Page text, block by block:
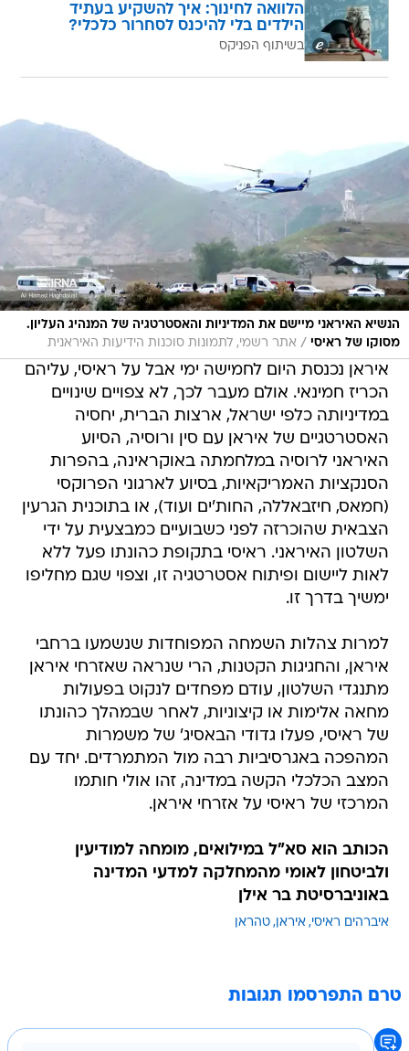
הלוואה לחינוך: איך להשקיע בעתיד
הילדים בלי להיכנס לסחרור כלכלי?
בשיתוף הפניקס
הנשיא האיראני מיישם את המדיניות והאסטרטגיה של המנהיג העליון.
מסוקו של ראיסי / אתר רשמי, לתמונות סוכנות הידיעות האיראנית
איראן נכנסת היום לחמישה ימי אבל על ראיסי, עליהם
הכריז חמינאי. אולם מעבר לכך, לא צפויים שינויים
במדיניותה כלפי ישראל, ארצות הברית, יחסיה
האסטרטגיים של איראן עם סין ורוסיה, הסיוע
האיראני לרוסיה במלחמתה באוקראינה, בהפרות
הסנקציות האמריקאיות, בסיוע לארגוני הפרוקסי
(חמאס, חיזבאללה, החות'ים ועוד), או בתוכנית הגרעין
הצבאית שהוכרזה לפני כשבועיים כמבצעית על ידי
השלטון האיראני. ראיסי בתקופת כהונתו פעל ללא
לאות ליישום ופיתוח אסטרטגיה זו, וצפוי שגם מחליפו
ימשיך בדרך זו.
למרות צהלות השמחה המפוחדות שנשמעו ברחבי
איראן, והחגיגות הקטנות, הרי שנראה שאזרחי איראן
מתנגדי השלטון, עודם מפחדים לנקוט בפעולות
מחאה אלימות או קיצוניות, לאחר שבמהלך כהונתו
של ראיסי, פעלו גדודי הבאסיג' של משמרות
המהפכה באגרסיביות רבה מול המתמרדים. יחד עם
המצב הכלכלי הקשה במדינה, זהו אולי חותמו
המרכזי של ראיסי על אזרחי איראן.
הכותב הוא סא"ל במילואים, מומחה למודיעין
ולביטחון לאומי מהמחלקה למדעי המדינה
באוניברסיטת בר אילן
איברהים ראיסי איראן טהראן
טרם התפרסמו תגובות